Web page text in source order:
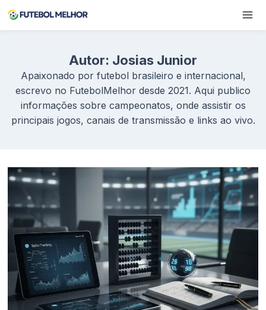
Pular
para
Autor: Josias Junior
Apaixonado por futebol brasileiro e internacional,
escrevo no FutebolMelhor desde 2021. Aqui publico
informações sobre campeonatos, onde assistir os
principais jogos, canais de transmissão e links ao vivo.